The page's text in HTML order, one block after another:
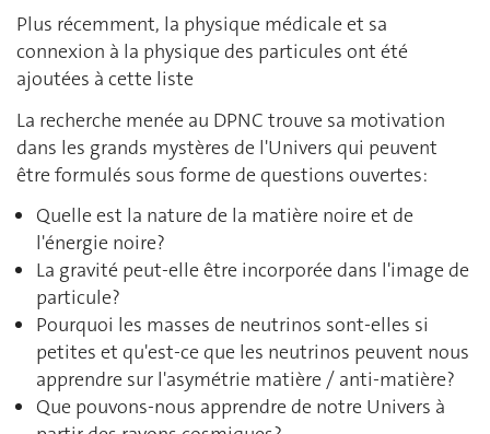
Plus récemment, la physique médicale et sa
connexion à la physique des particules ont été
ajoutées à cette liste
La recherche menée au DPNC trouve sa motivation
dans les grands mystères de l'Univers qui peuvent
être formulés sous forme de questions ouvertes:
Quelle est la nature de la matière noire et de
l'énergie noire?
La gravité peut-elle être incorporée dans l'image de
particule?
Pourquoi les masses de neutrinos sont-elles si
petites et qu'est-ce que les neutrinos peuvent nous
apprendre sur l'asymétrie matière / anti-matière?
Que pouvons-nous apprendre de notre Univers à